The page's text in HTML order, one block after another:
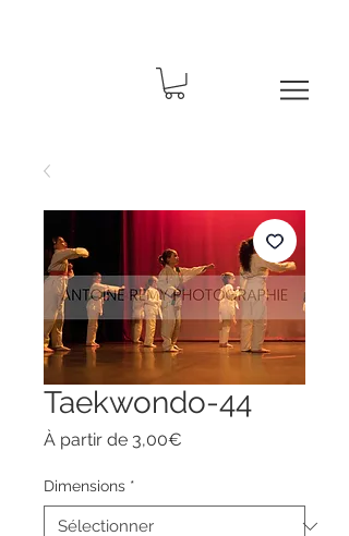
Taekwondo-44
À partir de 3,00€
Dimensions *